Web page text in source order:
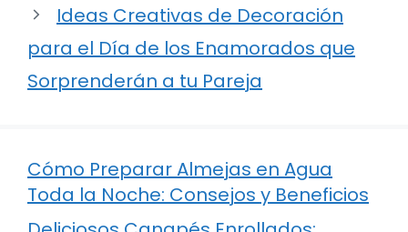
Ideas Creativas de Decoración
para el Día de los Enamorados que
Sorprenderán a tu Pareja
Cómo Preparar Almejas en Agua
Toda la Noche: Consejos y Beneficios